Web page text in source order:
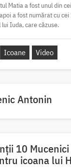
Matia a fost unul din
a fost numărat cu
lui Iuda, care căzuse.
Icoane Video
Antonin
10
icoana lui